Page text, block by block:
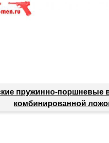
пружинно-поршневые
комбинированной